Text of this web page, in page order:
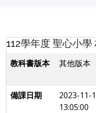
112學年度 聖心小學
教科書版本 其他版本
備課日期
2023-11-
13:05:00